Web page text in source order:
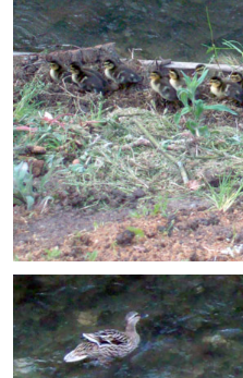
Projets et travaux en cours
Procès verbaux des conseils
Communication
Le bulletin municipal :
Toutes les publications
Le village dans
Communauté de communes
Autres groupements